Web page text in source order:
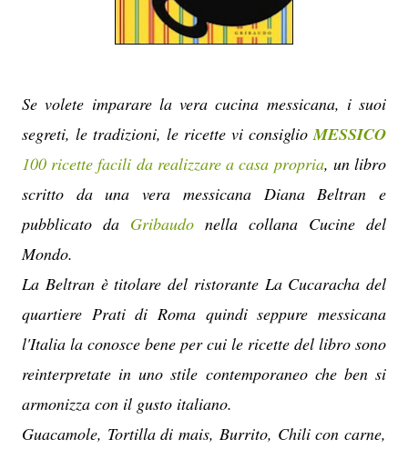
Se volete imparare la vera cucina messicana, i suoi
segreti, le tradizioni, le ricette vi consiglioMESSICO
100 ricette facili da realizzare a casa propria, un libro
scritto da una vera messicana Diana Beltran e
pubblicato da Gribaudo nella collana Cucine del
Mondo.
La Beltran è titolare del ristorante La Cucaracha del
quartiere Prati di Roma quindi seppure messicana
l'Italia la conosce bene per cui le ricette del libro sono
reinterpretate in uno stile contemporaneo che ben si
armonizza con il gusto italiano.
Guacamole, Tortilla di mais, Burrito, Chili con carne,